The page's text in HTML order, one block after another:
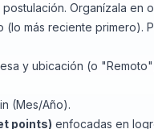
Organízala en
más reciente primero).
y ubicación (o
(Mes/Año).
points) enfocadas en